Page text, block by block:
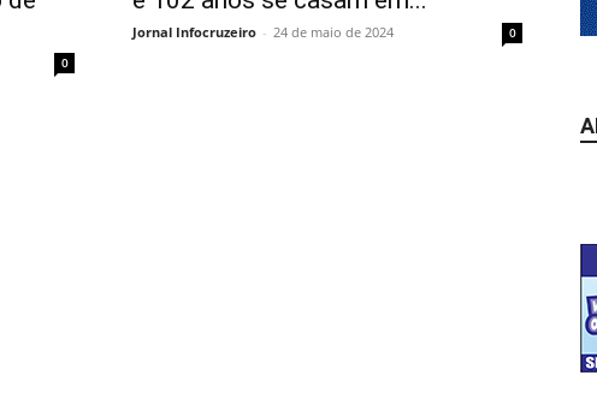
0
Jornal Infocruzeiro - 24 de maio de 2024 0